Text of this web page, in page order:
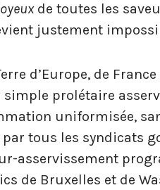
de toutes les
justement
d’Europe, de
prolétaire
uniformisée,
tous les syndicats
asservissement
de Bruxelles et de